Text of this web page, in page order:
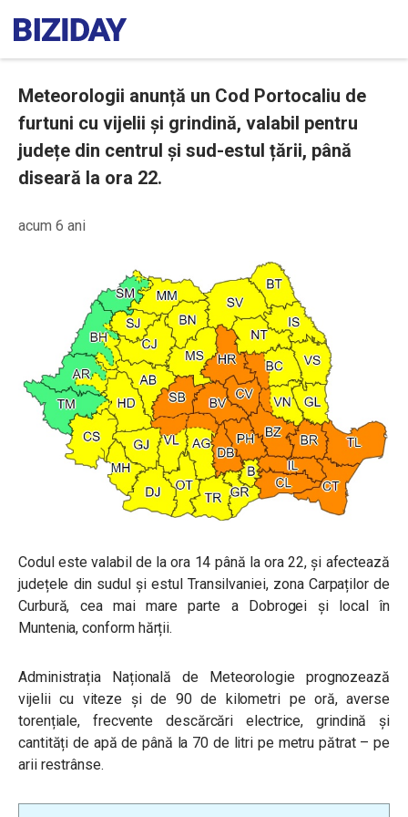
Meteorologii anunță un Cod Portocaliu de
furtuni cu vijelii și grindină, valabil pentru
județe din centrul și sud-estul țării, până
diseară la ora 22.
acum 6 ani
Codul este valabil de la ora 14 până la ora 22, și afectează
județele din sudul și estul Transilvaniei, zona Carpaților de
Curbură, cea mai mare parte a Dobrogei și local în
Muntenia, conform hărții.
Administrația Națională de Meteorologie prognozează
vijelii cu viteze și de 90 de kilometri pe oră, averse
torențiale, frecvente descărcări electrice, grindină și
cantități de apă de până la 70 de litri pe metru pătrat – pe
arii restrânse.